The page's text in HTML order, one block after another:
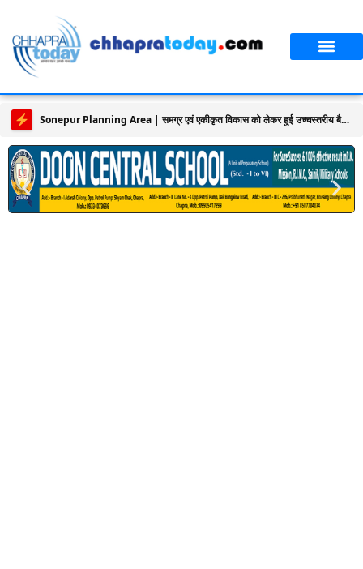
Sonepur Planning Area | समग्र एवं एकीकृत विकास को लेकर हुई उच्चस्तरीय बैठक